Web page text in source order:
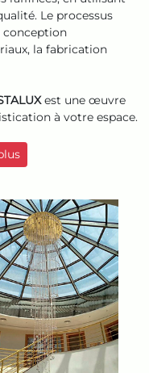
Le processus
conception
la fabrication
est une œuvre
à votre espace.